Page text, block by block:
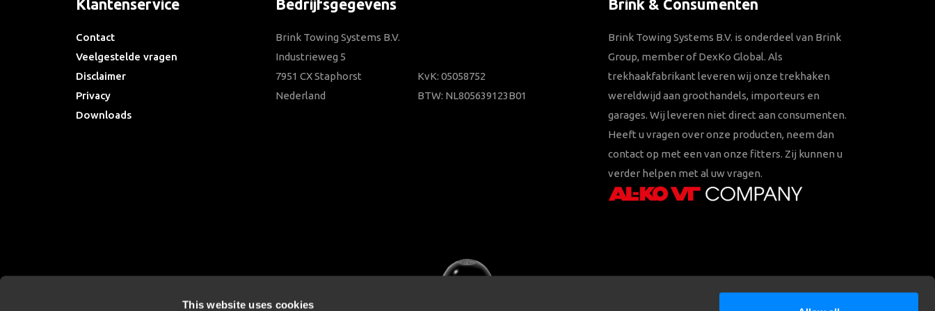
This website uses cookies
Klantenservice
Contact
Veelgestelde vragen
Disclaimer
Privacy
Downloads
Bedrijfsgegevens
Brink Towing Systems B.V.
Industrieweg 5
7951 CX Staphorst
Nederland
KvK: 05058752
BTW: NL805639123B01
Brink & Consumenten
Brink Towing Systems B.V. is onderdeel van Brink
Group, member of DexKo Global. Als
trekhaakfabrikant leveren wij onze trekhaken
wereldwijd aan groothandels, importeurs en
garages. Wij leveren niet direct aan consumenten.
Heeft u vragen over onze producten, neem dan
contact op met een van onze fitters. Zij kunnen u
verder helpen met al uw vragen.